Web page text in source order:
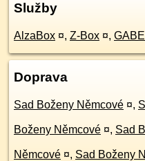
Služby
AlzaBox ¤, Z-Box ¤,
Doprava
Sad Boženy Němcové ¤,
Boženy Němcové ¤, Sad
Němcové ¤, Sad Boženy